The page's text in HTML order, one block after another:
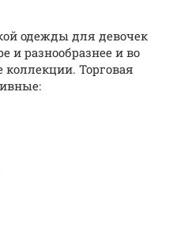
одежды для девочек
разнообразнее и во
Торговая